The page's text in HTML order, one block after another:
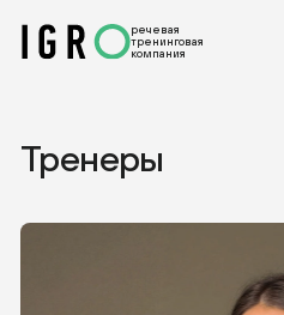
речевая
тренинговая
компания
Тренеры